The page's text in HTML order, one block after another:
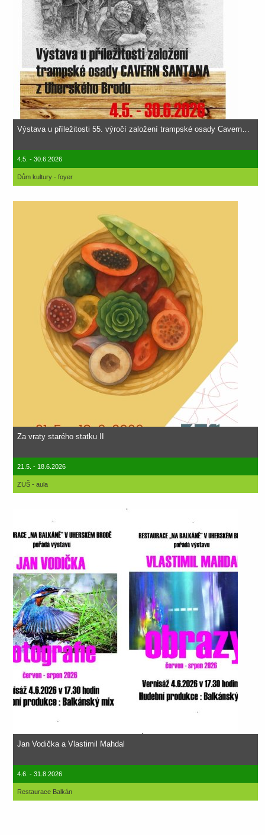
Výstava u příležitosti 55. výročí založení trampské osady Cavern…
4.5. - 30.6.2026
Dům kultury - foyer
Za vraty starého statku II
21.5. - 18.6.2026
ZUŠ - aula
Jan Vodička a Vlastimil Mahdal
4.6. - 31.8.2026
Restaurace Balkán